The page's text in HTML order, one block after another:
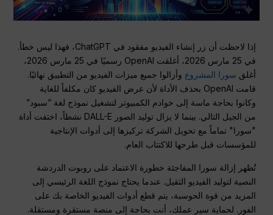
إذا لاحظت أن زر إنشاء الفيديو مفقود في ChatGPT، فهذا ليس خطأ.
في 25 مارس 2026، أغلقت OpenAI رسميًا في 25 مارس 2026،
أغلق سورا المشروع وأزالوا جميع ميزات الفيديو من التطبيق نهائيًا.
قامت OpenAI بحذف الأداة لأن عرض الفيديو كان مكلفاً للغاية
وكانوا بحاجة ماسة إلى خوادم الكمبيوتر لتشغيل نموذج لغة “سبود”
من الجيل التالي. بينما لا يزال توليد الصور DALL-E نشطاً، اختفت أداة
"سورا" تماماً مع تحويل الشركة تركيزها إلى أدوات الإنتاجية
للمؤسسات قبل طرحها للاكتتاب العام.
تُظهر إزالة سورا المفاجئة خطورة الاعتماد على روبوت الدردشة
النصية لتوليد الفيديو الثقيل. عندما يحتاج نموذج اللغة الرئيسي إلى
المزيد من قوة الحوسبة، يتم قطع أدوات الفيديو الخاصة بك على
الفور. لحماية سير عملك، أنت بحاجة إلى منصة مستقرة ومستقلة.